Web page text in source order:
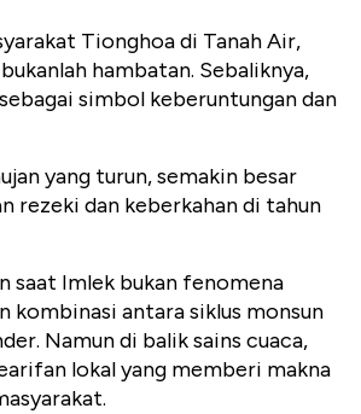
Tionghoa di Tanah Air,
hambatan. Sebaliknya,
simbol keberuntungan dan
yang turun, semakin besar
rezeki dan keberkahan di tahun
saat Imlek bukan fenomena
kombinasi antara siklus monsun
Namun di balik sains cuaca,
lokal yang memberi makna